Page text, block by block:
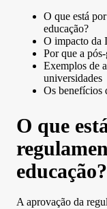
O que está
educação?
O impacto da
Por que a
Exemplos de
universidades
Os benefícios
O que
educação?
A aprovação da